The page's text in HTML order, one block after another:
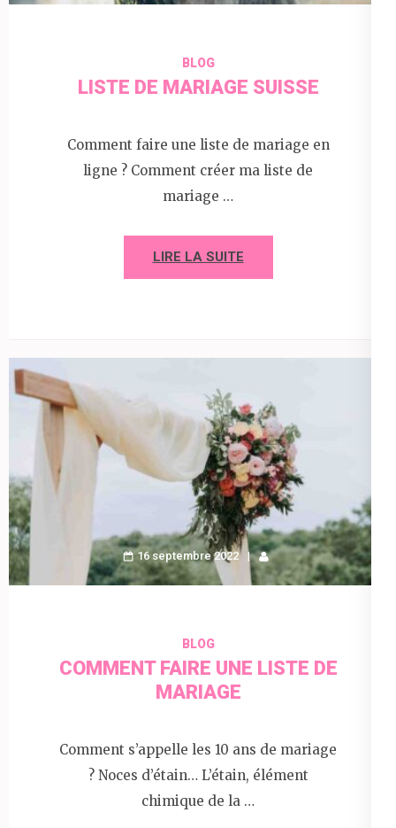
BLOG
LISTE DE MARIAGE SUISSE
Comment faire une liste de mariage en
ligne ? Comment créer ma liste de
mariage …
LIRE LA SUITE
16 septembre 2022
BLOG
COMMENT FAIRE UNE LISTE DE
MARIAGE
Comment s’appelle les 10 ans de mariage
? Noces d’étain… L’étain, élément
chimique de la …